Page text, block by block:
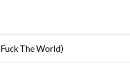
The World)